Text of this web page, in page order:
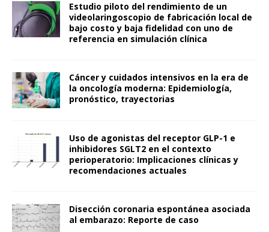
Estudio piloto del rendimiento de un
videolaringoscopio de fabricación local de
bajo costo y baja fidelidad con uno de
referencia en simulación clínica
Cáncer y cuidados intensivos en la era de
la oncología moderna: Epidemiología,
pronóstico, trayectorias
Uso de agonistas del receptor GLP-1 e
inhibidores SGLT2 en el contexto
perioperatorio: Implicaciones clínicas y
recomendaciones actuales
Disección coronaria espontánea asociada
al embarazo: Reporte de caso